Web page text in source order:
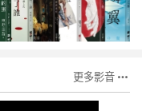
更多影音